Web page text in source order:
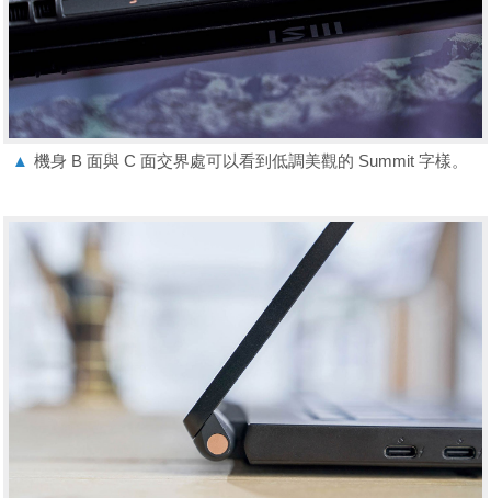
▲ 機身 B 面與 C 面交界處可以看到低調美觀的 Summit 字樣。